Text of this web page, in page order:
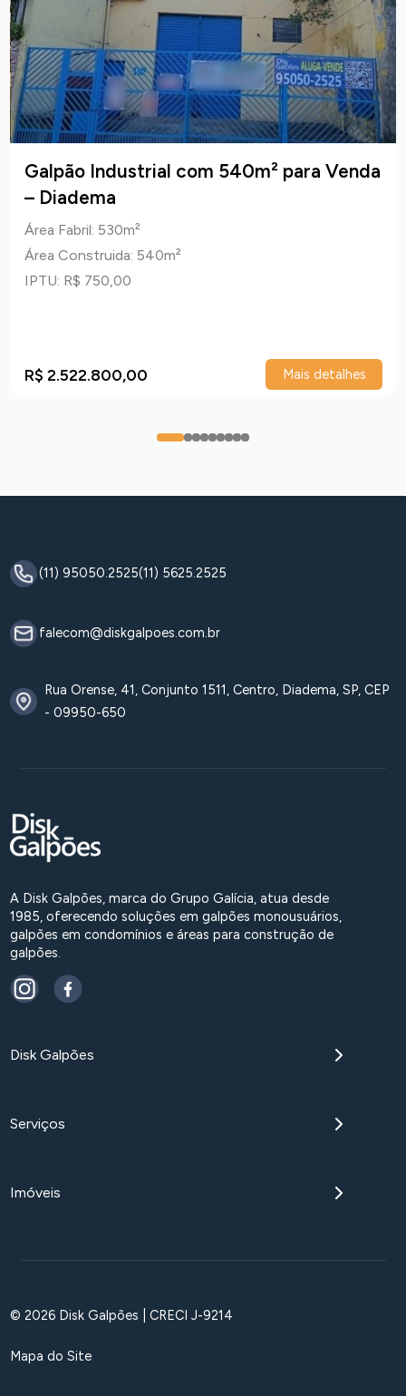
Galpão Industrial com 540m² para Venda
– Diadema
Área Fabril: 530m²
Área Construida: 540m²
IPTU: R$ 750,00
R$ 2.522.800,00 Mais detalhes
0 12345678
(11) 95050.2525(11) 5625.2525
falecom@diskgalpoes.com.br
Rua Orense, 41, Conjunto 1511, Centro, Diadema, SP, CEP
- 09950-650
A Disk Galpões, marca do Grupo Galícia, atua desde
1985, oferecendo soluções em galpões monousuários,
galpões em condomínios e áreas para construção de
galpões.
Disk Galpões
Serviços
Imóveis
© 2026 Disk Galpões | CRECI J-9214
Mapa do Site